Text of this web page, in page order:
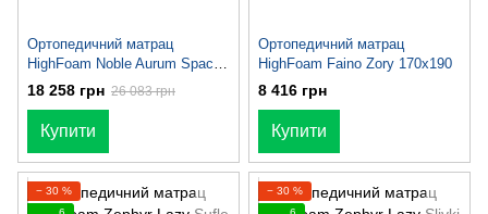
Ортопедичний матрац
HighFoam Noble Aurum Space
170x190
18 258 грн 26 083 грн
Купити
Ортопедичний матрац
HighFoam Faino Zory 170x190
8 416 грн
Купити
− 30 %
− 30 %